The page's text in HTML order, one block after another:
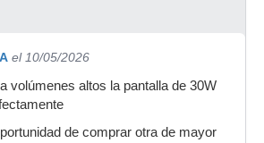
el 10/05/2026
volúmenes altos la pantalla de 30W
de comprar otra de mayor